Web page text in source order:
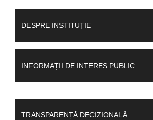
DESPRE INSTITUȚIE
INFORMAȚII DE INTERES PUBLIC
TRANSPARENȚĂ DECIZIONALĂ